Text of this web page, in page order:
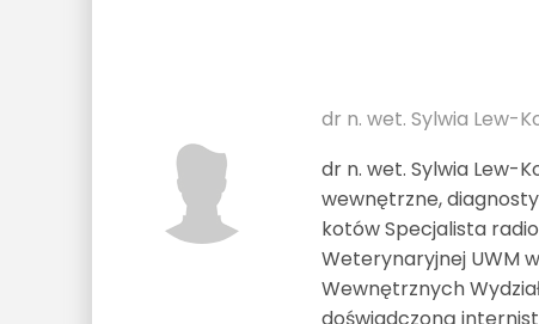
dr n. wet. Sylwia Lew-
dr n. wet. Sylwia Lew-
wewnętrzne,
kotów Specjalista
Weterynaryjnej UWM
Wewnętrznych
doświadczoną